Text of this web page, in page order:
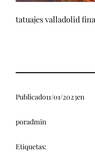
tatuajes valladolid
Publicado11/01/2023en
poradmin
Etiquetas: